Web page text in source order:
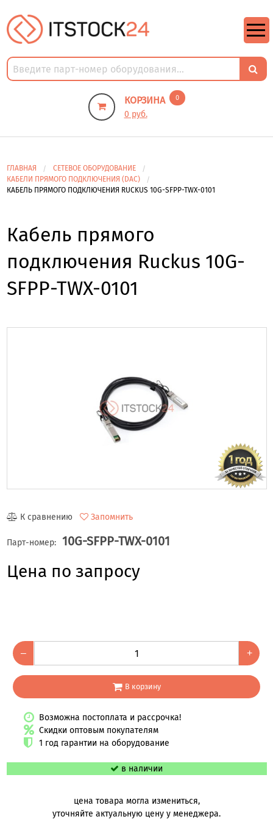
КОРЗИНА 0
0 руб.
ГЛАВНАЯ
СЕТЕВОЕ ОБОРУДОВАНИЕ
КАБЕЛИ ПРЯМОГО ПОДКЛЮЧЕНИЯ (DAC)
КАБЕЛЬ ПРЯМОГО ПОДКЛЮЧЕНИЯ RUCKUS 10G-SFPP-TWX-0101
Кабель прямого
подключения Ruckus 10G-
SFPP-TWX-0101
К сравнению Запомнить
Парт-номер: 10G-SFPP-TWX-0101
Цена по запросу
– +
В корзину
Возможна постоплата и рассрочка!
Скидки оптовым покупателям
1 год гарантии на оборудование
в наличии
цена товара могла измениться,
уточняйте актуальную цену у менеджера.